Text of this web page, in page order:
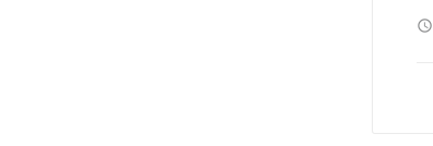
access_time